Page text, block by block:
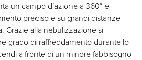
un campo d’azione a 360° e
preciso e su grandi distanze
Grazie alla nebulizzazione si
grado di raffreddamento durante lo
a fronte di un minore fabbisogno